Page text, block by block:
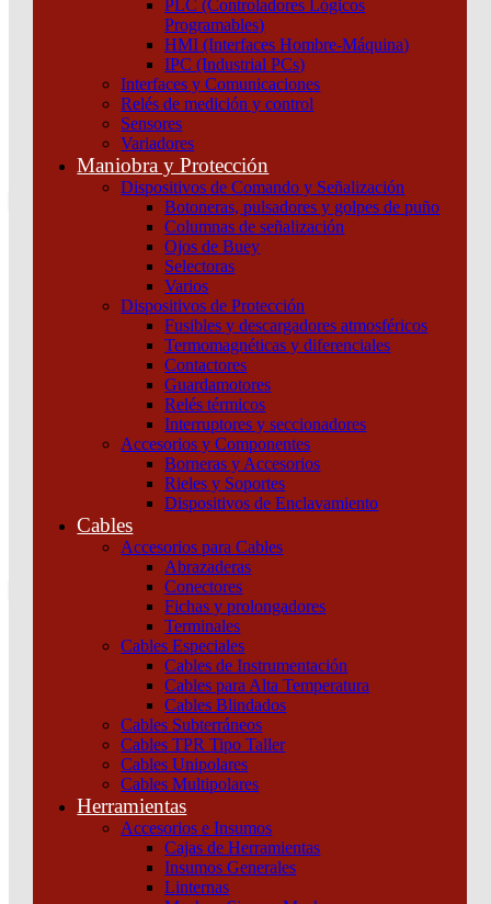
PLC (Controladores Lógicos
Programables)
HMI (Interfaces Hombre-Máquina)
IPC (Industrial PCs)
Interfaces y Comunicaciones
Relés de medición y control
Sensores
Variadores
Maniobra y Protección
Dispositivos de Comando y Señalización
Botoneras, pulsadores y golpes de puño
Columnas de señalización
Ojos de Buey
Selectoras
Varios
Dispositivos de Protección
Fusibles y descargadores atmosféricos
Termomagnéticas y diferenciales
Contactores
Guardamotores
Relés térmicos
Interruptores y seccionadores
Accesorios y Componentes
Borneras y Accesorios
Rieles y Soportes
Dispositivos de Enclavamiento
Cables
Accesorios para Cables
Abrazaderas
Conectores
Fichas y prolongadores
Terminales
Cables Especiales
Cables de Instrumentación
Cables para Alta Temperatura
Cables Blindados
Cables Subterráneos
Cables TPR Tipo Taller
Cables Unipolares
Cables Multipolares
Herramientas
Accesorios e Insumos
Cajas de Herramientas
Insumos Generales
Linternas
Atención por WhatsApp
Tu pedido
¿Que estas buscando hoy?
Atención telefónica
Atención por WhatsApp
Instalación/Canalizaciones/Cajas/Caja plástica mural 8 polos
puerta color fumé Schneider